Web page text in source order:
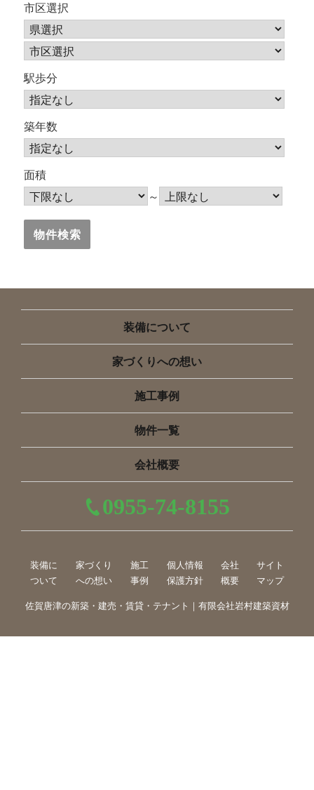
市区選択
駅歩分
築年数
面積
～
装備について
家づくりへの想い
施工事例
物件一覧
会社概要
0955-74-8155
装備に
ついて
家づくり
への想い
施工
事例
個人情報
保護方針
会社
概要
サイト
マップ
佐賀唐津の新築・建売・賃貸・テナント｜有限会社岩村建築資材